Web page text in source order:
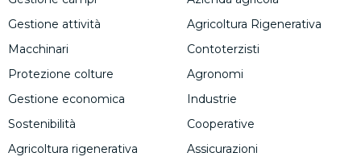
Gestione attività
Macchinari
Protezione colture
Gestione economica
Sostenibilità
Agricoltura rigenerativa
Agricoltura Rigenerativa
Contoterzisti
Agronomi
Industrie
Cooperative
Assicurazioni